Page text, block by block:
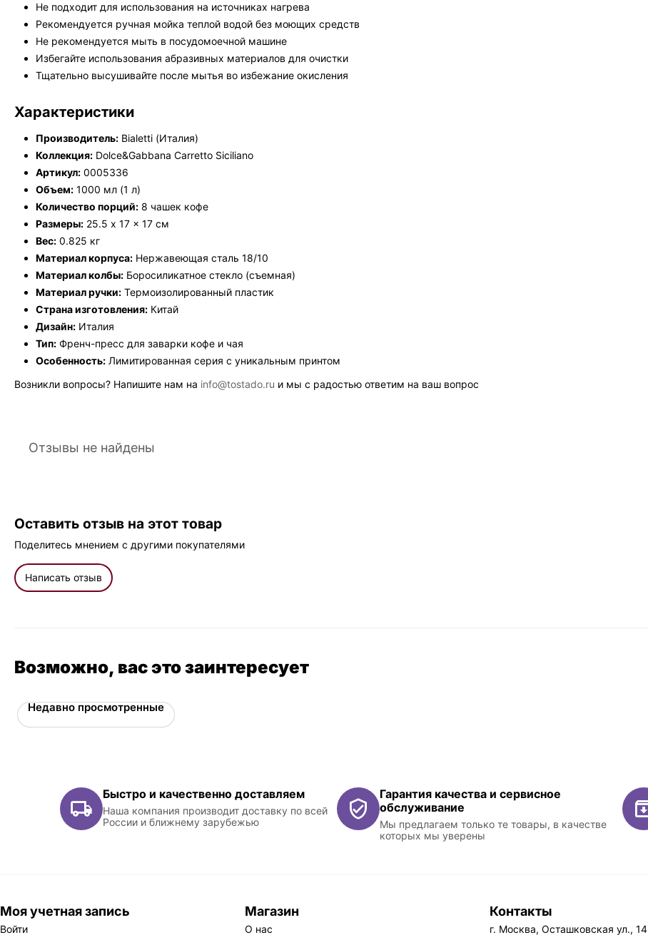
Не подходит для использования на источниках нагрева
Рекомендуется ручная мойка теплой водой без моющих средств
Не рекомендуется мыть в посудомоечной машине
Избегайте использования абразивных материалов для очистки
Тщательно высушивайте после мытья во избежание окисления
Характеристики
Производитель: Bialetti (Италия)
Коллекция: Dolce&Gabbana Carretto Siciliano
Артикул: 0005336
Объем: 1000 мл (1 л)
Количество порций: 8 чашек кофе
Размеры: 25.5 x 17 x 17 см
Вес: 0.825 кг
Материал корпуса: Нержавеющая сталь 18/10
Материал колбы: Боросиликатное стекло (съемная)
Материал ручки: Термоизолированный пластик
Страна изготовления: Китай
Дизайн: Италия
Тип: Френч-пресс для заварки кофе и чая
Особенность: Лимитированная серия с уникальным принтом
Возникли вопросы? Напишите нам на info@tostado.ru и мы с радостью ответим на ваш вопрос
Отзывы не найдены
Оставить отзыв на этот товар
Поделитесь мнением с другими покупателями
Написать отзыв
Возможно, вас это заинтересует
Недавно просмотренные
Быстро и качественно доставляем
Наша компания производит доставку по всей
России и ближнему зарубежью
Гарантия качества и сервисное
обслуживание
Мы предлагаем только те товары, в качестве
которых мы уверены
Моя учетная запись
Войти
Магазин
О нас
Контакты
г. Москва, Осташковская ул., 14